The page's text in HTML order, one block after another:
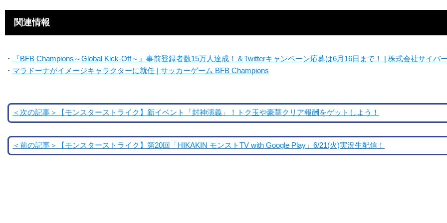
関連情報
・ 『BFB Champions～Global Kick-Off～』事前登録者数15万人達成！＆Twitterキャンペーン応募は6月16日まで！ | 株式会社サイバ
・ マラドーナがイメージキャラクターに就任 | サッカーゲーム BFB Champions
＜次の記事＞【モンスターストライク】新イベント「封神演義」！トク玉や豪華クリア報酬をゲットしよう！
＜前の記事＞【モンスターストライク】第20回「HIKAKIN モンストTV with Google Play」6/21(火)実況生配信！